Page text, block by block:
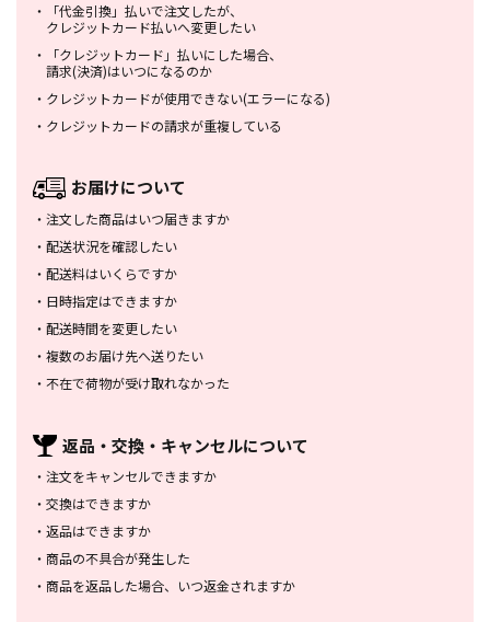
・
「代金引換」払いで注文したが、
クレジットカード払いへ変更したい
・
「クレジットカード」払いにした場合、
請求(決済)はいつになるのか
・ クレジットカードが使用できない(エラーになる)
・ クレジットカードの請求が重複している
お届けについて
・ 注文した商品はいつ届きますか
・ 配送状況を確認したい
・ 配送料はいくらですか
・ 日時指定はできますか
・ 配送時間を変更したい
・ 複数のお届け先へ送りたい
・ 不在で荷物が受け取れなかった
返品・交換・ キャンセルについて
・ 注文をキャンセルできますか
・ 交換はできますか
・ 返品はできますか
・ 商品の不具合が発生した
・ 商品を返品した場合、 いつ返金されますか